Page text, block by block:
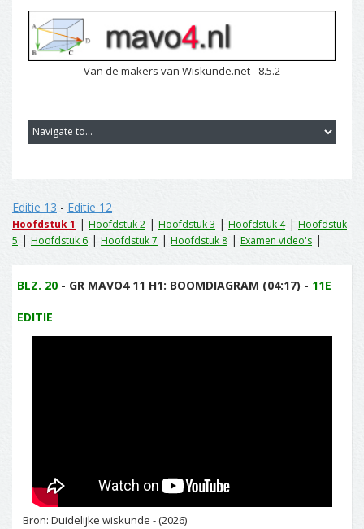
Van de makers van Wiskunde.net - 8.5.2
Editie 13 - Editie 12
Hoofdstuk 1 | Hoofdstuk 2 | Hoofdstuk 3 | Hoofdstuk 4| Hoofdstuk
5 | Hoofdstuk 6 | Hoofdstuk 7 | Hoofdstuk 8 | Examen video's |
BLZ. 20 - GR MAVO4 11 H1: BOOMDIAGRAM (04:17) - 11E
EDITIE
Bron: Duidelijke wiskunde - (2026)